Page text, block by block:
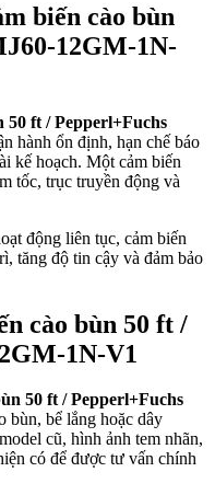
biến cào bùn
12GM-1N-
50 ft / Pepperl+Fuchs
hành ổn định, hạn chế báo
kế hoạch. Một cảm biến
tốc, trục truyền động và
động liên tục, cảm biến
tăng độ tin cậy và đảm bảo
cào bùn 50 ft /
1N-V1
50 ft / Pepperl+Fuchs
bùn, bể lắng hoặc dây
cũ, hình ảnh tem nhãn,
có để được tư vấn chính